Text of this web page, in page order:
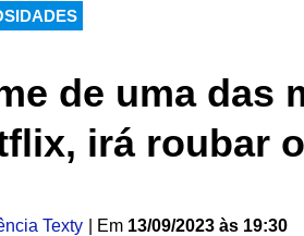
de uma das
irá roubar
Texty | Em 13/09/2023 às 19:30